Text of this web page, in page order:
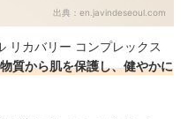
出典： en.javindeseoul.com
リカバリー コンプレックス
質から肌を保護し、健やかに